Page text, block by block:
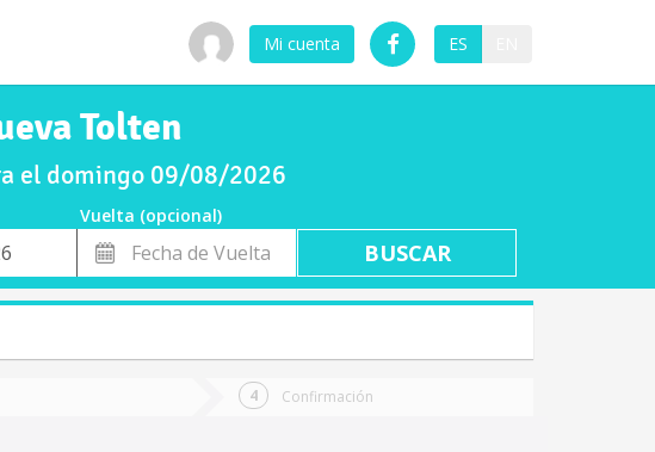
Mi cuenta ES
Tolten
el domingo 09/08/2026
Vuelta (opcional)
Fecha
de
Vuelta
Confirmación